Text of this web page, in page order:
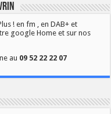
! en fm , en DAB+ et
google Home et sur nos
au 09 52 22 22 07